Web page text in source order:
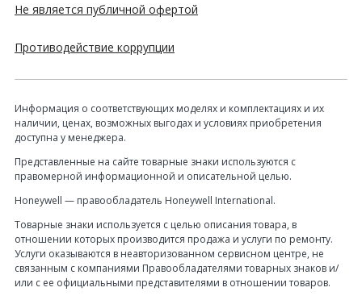
Не является публичной офертой
Противодействие коррупции
Информация о соответствующих моделях и комплектациях и их
наличии, ценах, возможных выгодах и условиях приобретения
доступна у менеджера.
Представленные на сайте товарные знаки используются с
правомерной информационной и описательной целью.
Honeywell — правообладатель Honeywell International.
Товарные знаки используется с целью описания товара, в
отношении которых производится продажа и услуги по ремонту.
Услуги оказываются в неавторизованном сервисном центре, не
связанным с компаниями Правообладателями товарных знаков и/
или с ее официальными представителями в отношении товаров.